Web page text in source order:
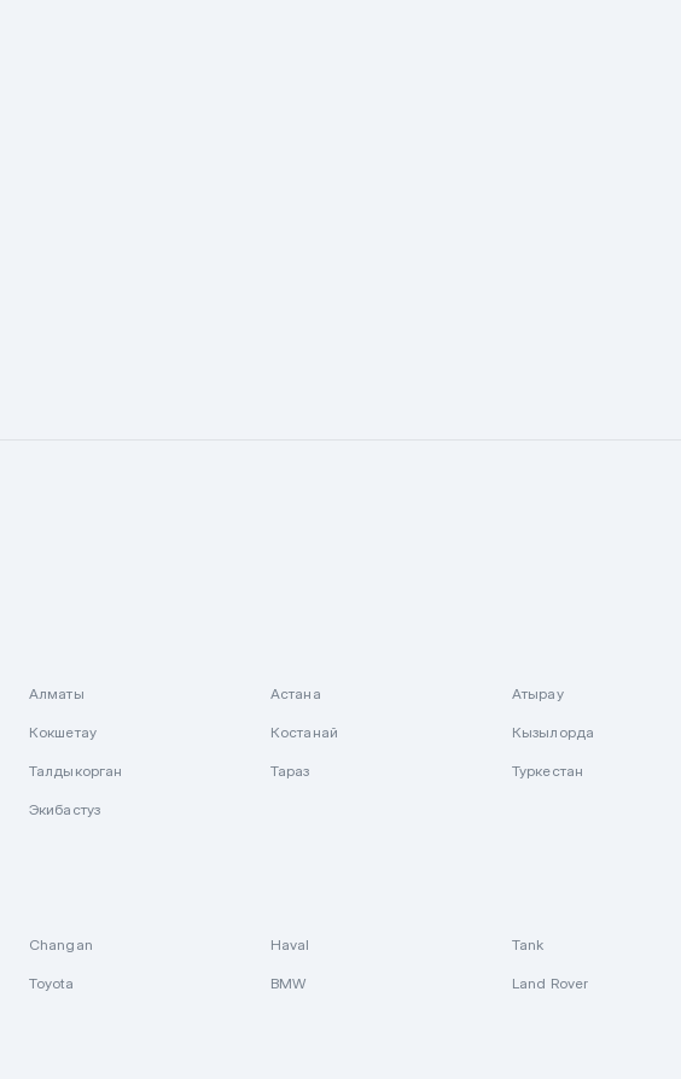
Алматы Астана Атырау
Кокшетау Костанай Кызылорда
Талдыкорган Тараз Туркестан
Экибастуз
Changan Haval Tank
Toyota BMW Land Rover